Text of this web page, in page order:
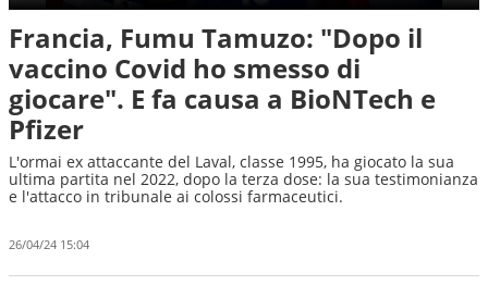
Francia, Fumu Tamuzo: "Dopo il
vaccino Covid ho smesso di
giocare". E fa causa a BioNTech e
Pfizer
L'ormai ex attaccante del Laval, classe 1995, ha giocato la sua
ultima partita nel 2022, dopo la terza dose: la sua testimonianza
e l'attacco in tribunale ai colossi farmaceutici.
26/04/24 15:04